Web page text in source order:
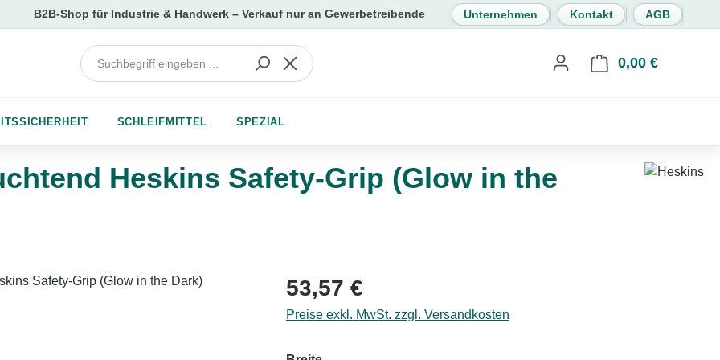
Unternehmen Kontakt AGB
0,00 €
SCHLEIFMITTEL SPEZIAL
Heskins Safety-Grip (Glow in the
Regulärer Preis:
53,57 €
Preise exkl. MwSt. zzgl. Versandkosten